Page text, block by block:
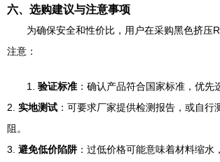
六、选购建议与注意事项
为确保安全和性价比，用户在采购黑色挤压
注意：
1. 验证标准 ：确认产品符合国家标准，优先
2. 实地测试 ：可要求厂家提供检测报告，或自行
阻。
3. 避免低价陷阱：过低价格可能意味着材料缩水